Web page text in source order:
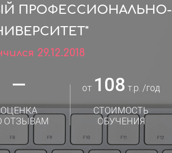
ПРОФЕССИОНАЛЬНО-
29.12.2018
—
ОЦЕНКА
ОТЗЫВАМ
от 108 т.р. /год
СТОИМОСТЬ
ОБУЧЕНИЯ